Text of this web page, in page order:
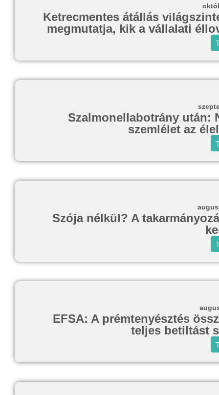
Ketrecmentes átállás
megmutatja, kik a vállalati
Szalmonellabotrány után:
szemlélet az
Szója nélkül? A
EFSA: A prémtenyésztés
teljes betiltást